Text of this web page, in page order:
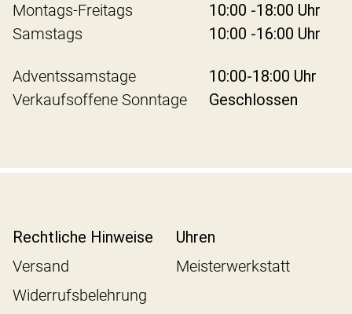
Montags-Freitags
10:00 -18:00 Uhr
Samstags
10:00 -16:00 Uhr
Adventssamstage
10:00-18:00 Uhr
Verkaufsoffene Sonntage
Geschlossen
Rechtliche Hinweise
Versand
Widerrufsbelehrung
Uhren
Meisterwerkstatt